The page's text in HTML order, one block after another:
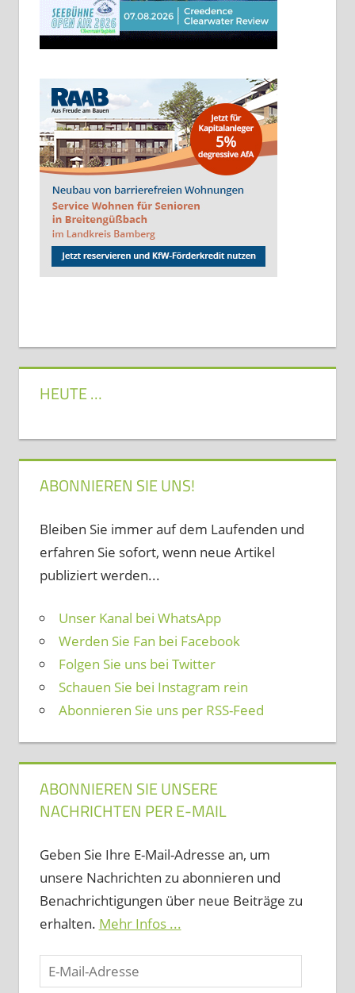
HEUTE …
ABONNIEREN SIE UNS!
Bleiben Sie immer auf dem Laufenden und
erfahren Sie sofort, wenn neue Artikel
publiziert werden...
Unser Kanal bei WhatsApp
Werden Sie Fan bei Facebook
Folgen Sie uns bei Twitter
Schauen Sie bei Instagram rein
Abonnieren Sie uns per RSS-Feed
ABONNIEREN SIE UNSERE
NACHRICHTEN PER E-MAIL
Geben Sie Ihre E-Mail-Adresse an, um
unsere Nachrichten zu abonnieren und
Benachrichtigungen über neue Beiträge zu
erhalten. Mehr Infos ...
E-
Mail-